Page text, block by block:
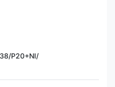
P20+NI/